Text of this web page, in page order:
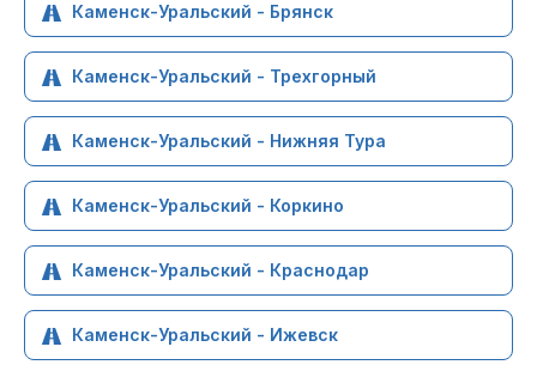
Каменск-Уральский - Брянск
Каменск-Уральский - Трехгорный
Каменск-Уральский - Нижняя Тура
Каменск-Уральский - Коркино
Каменск-Уральский - Краснодар
Каменск-Уральский - Ижевск